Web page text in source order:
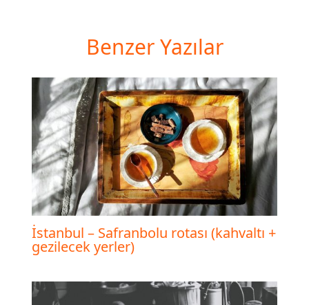
Benzer Yazılar
İstanbul – Safranbolu rotası (kahvaltı +
gezilecek yerler)